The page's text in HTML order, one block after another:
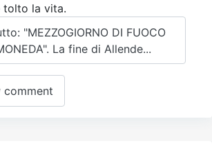
tolto la vita.
"MEZZOGIORNO DI FUOCO
La fine di Allende...
comment